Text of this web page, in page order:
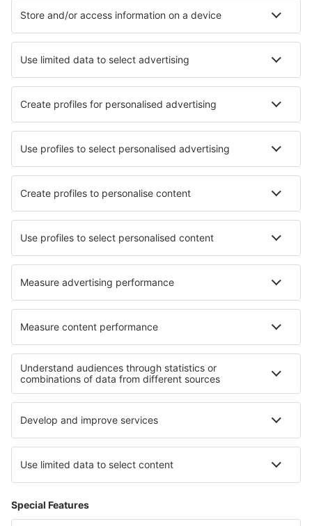
Cazare în Calgary Cazare în Montreal
Cazare în Vancouver Cazare în Blue Mountains
Cazare în Picton Cazare în Hope Cazare în Roseneath
Cele mai bune locuri de cazare - orașe
Cazare în Arrasate Cazare în Reichenschwand
Cazare în Strepy-Bracquegnies Cazare în Sandiacre
Cazare în Alcudia Cazare în Boksburg
Cele mai bune locuri de cazare - regiuni
Cazare în Parcul Național Jasper
Cazare în Parcul Național Banff
Cazare in Insula Prințului Edward Cazare in Regiunea Antalya
Cazare În Iași județul Cazare în Parcul Național Bieszczadzki